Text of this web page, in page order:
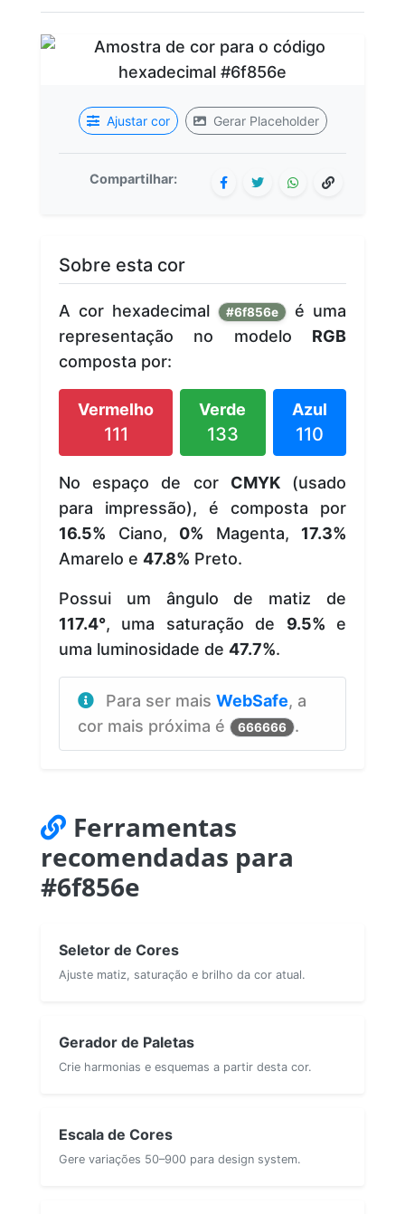
Ajustar cor Gerar Placeholder
Compartilhar:
Sobre esta cor
A cor hexadecimal #6f856e
é uma
representação no modelo RGB
composta por:
Vermelho
111
Verde
133
Azul
110
No espaço de cor CMYK(usado
para impressão), é composta por
16.5% Ciano, 0% Magenta, 17.3%
Amarelo e 47.8% Preto.
Possui um ângulo de matiz de
117.4°, uma saturação de 9.5% e
uma luminosidade de 47.7%.
Para ser mais WebSafe, a
cor mais próxima é
666666 .
Ferramentas
recomendadas para
#6f856e
Seletor de Cores
Ajuste matiz, saturação e brilho da cor atual.
Gerador de Paletas
Crie harmonias e esquemas a partir desta cor.
Escala de Cores
Gere variações 50–900 para design system.